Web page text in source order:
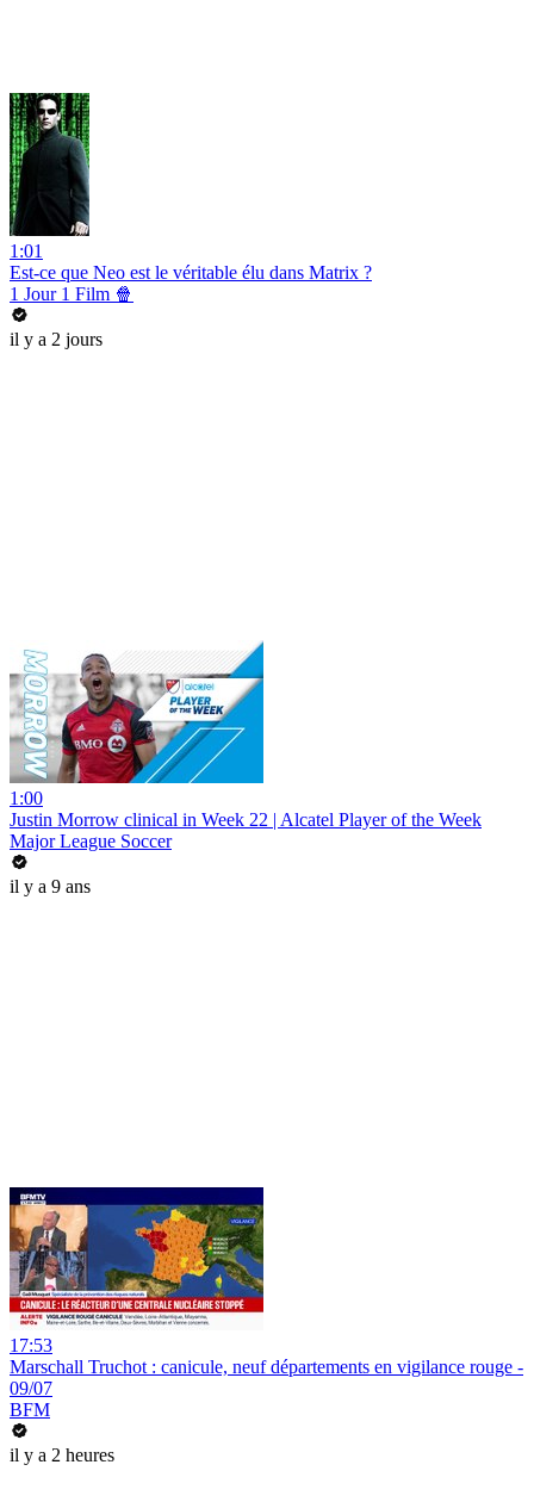
1:01
Est-ce que Neo est le véritable élu dans Matrix ?
1 Jour 1 Film 🍿
il y a 2 jours
1:00
Justin Morrow clinical in Week 22 | Alcatel Player of the Week
Major League Soccer
il y a 9 ans
17:53
Marschall Truchot : canicule, neuf départements en vigilance rouge -
09/07
BFM
il y a 2 heures